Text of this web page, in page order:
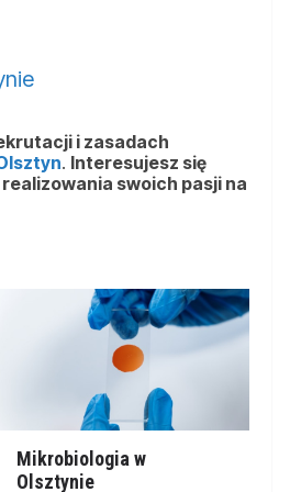
i zasadach
. Interesujesz się
swoich pasji na
Mikrobiologia w
Olsztynie